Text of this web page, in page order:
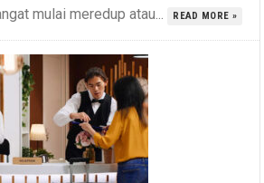
mulai meredup atau...
READ MORE »